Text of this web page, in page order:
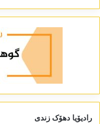
رادیۆیا دھۆک زندی